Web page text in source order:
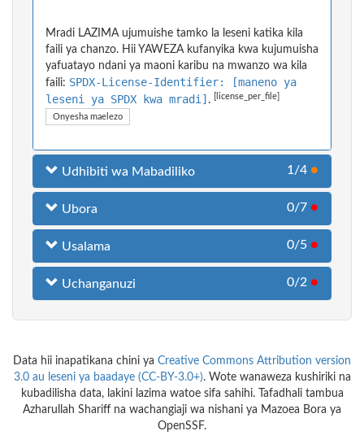
Mradi LAZIMA ujumuishe tamko la leseni katika kila
faili ya chanzo. Hii YAWEZA kufanyika kwa kujumuisha
yafuatayo ndani ya maoni karibu na mwanzo wa kila
faili: SPDX-License-Identifier: [maneno ya
leseni ya SPDX kwa mradi] . [license_per_file]
Onyesha maelezo
Udhibiti wa Mabadiliko 1/4 ●
Ubora 0/7 ●
Usalama 0/5 ●
Uchanganuzi 0/2 ●
Data hii inapatikana chini ya Creative Commons Attribution version
3.0 au leseni ya baadaye (CC-BY-3.0+). Wote wanaweza kushiriki na
kubadilisha data, lakini lazima watoe sifa sahihi. Tafadhali tambua
Azharullah Shariff na wachangiaji wa nishani ya Mazoea Bora ya
OpenSSF.